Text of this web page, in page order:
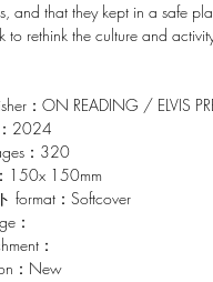
and that they kept in a safe
to rethink the culture and
：ON READING / ELVIS
2024
：320
150x 150mm
format：Softcover
：
：
：New